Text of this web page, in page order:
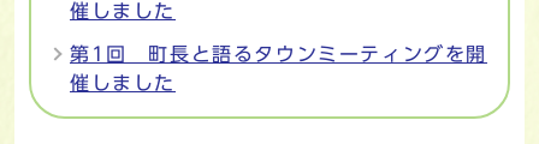
催しました
第1回 町長と語るタウンミーティングを開
催しました